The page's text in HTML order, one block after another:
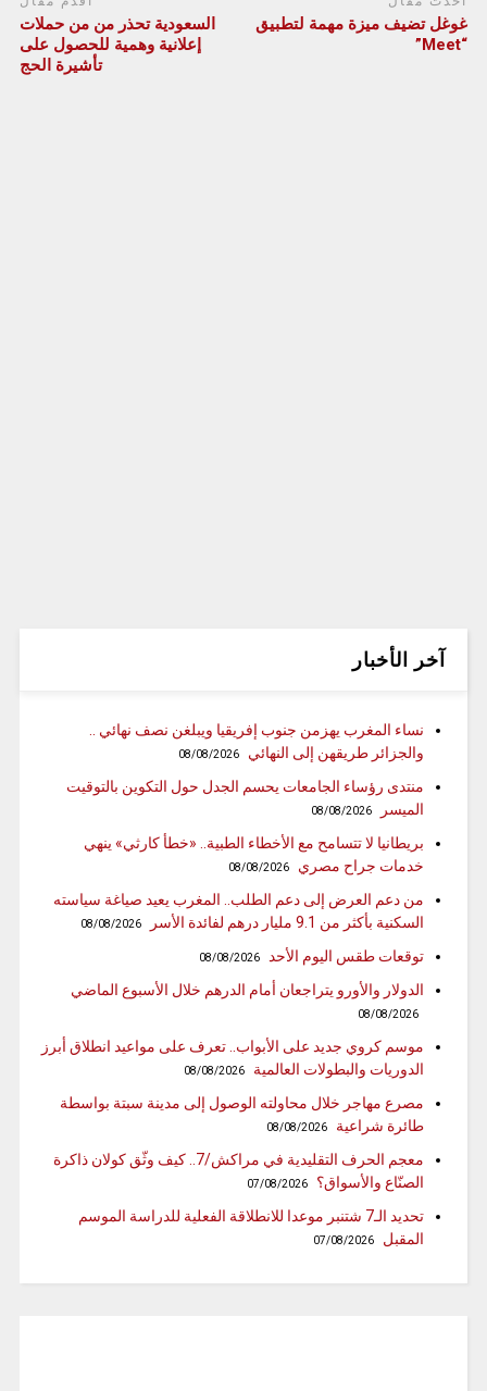
غوغل تضيف ميزة مهمة لتطبيق
“Meet”
السعودية تحذر من من حملات
إعلانية وهمية للحصول على
تأشيرة الحج
آخر الأخبار
نساء المغرب يهزمن جنوب إفريقيا ويبلغن نصف نهائي ..
والجزائر طريقهن إلى النهائي
08/08/2026
منتدى رؤساء الجامعات يحسم الجدل حول التكوين بالتوقيت
الميسر
08/08/2026
بريطانيا لا تتسامح مع الأخطاء الطبية.. «خطأ كارثي» ينهي
خدمات جراح مصري
08/08/2026
من دعم العرض إلى دعم الطلب.. المغرب يعيد صياغة سياسته
السكنية بأكثر من 9.1 مليار درهم لفائدة الأسر
08/08/2026
توقعات طقس اليوم الأحد 08/08/2026
الدولار والأورو يتراجعان أمام الدرهم خلال الأسبوع الماضي
08/08/2026
موسم كروي جديد على الأبواب.. تعرف على مواعيد انطلاق أبرز
الدوريات والبطولات العالمية
08/08/2026
مصرع مهاجر خلال محاولته الوصول إلى مدينة سبتة بواسطة
طائرة شراعية
08/08/2026
معجم الحرف التقليدية في مراكش/7.. كيف وثّق كولان ذاكرة
الصنّاع والأسواق؟
07/08/2026
تحديد الـ7 شتنبر موعدا للانطلاقة الفعلية للدراسة الموسم
المقبل
07/08/2026